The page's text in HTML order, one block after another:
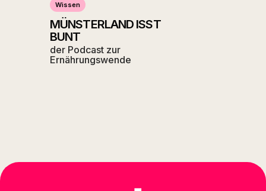
Wissen
MÜNSTERLAND ISST
BUNT
der Podcast zur
Ernährungswende